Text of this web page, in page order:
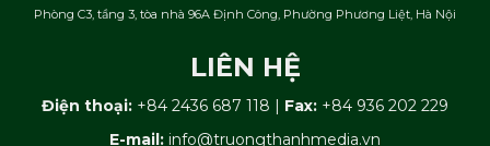
Phòng C3, tầng 3, tòa nhà 96A Định Công, Phường Phương Liệt, Hà Nội
LIÊN HỆ
Điện thoại: +84 2436 687 118 | Fax: +84 936 202 229
E-mail: info@truongthanhmedia.vn